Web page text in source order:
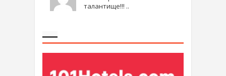
талантище!!! ..